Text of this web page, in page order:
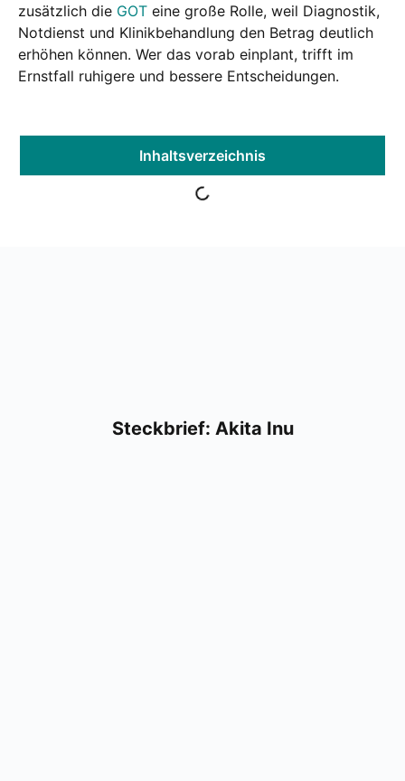
zusätz­lich die GOT eine gro­ße Rol­le, weil Dia­gnos­tik,
Not­dienst und Kli­nik­be­hand­lung den Betrag deut­lich
erhö­hen kön­nen. Wer das vor­ab ein­plant, trifft im
Ernst­fall ruhi­ge­re und bes­se­re Ent­schei­dun­gen.
Inhalts­ver­zeich­nis
Steck­brief: Aki­ta Inu